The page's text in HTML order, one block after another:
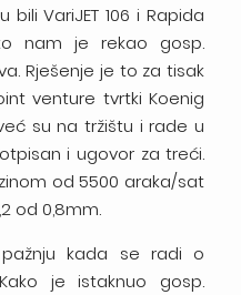
VariJET 106 i Rapida
nam je rekao gosp.
Rješenje je to za tisak
venture tvrtki Koenig
su na tržištu i rade u
i ugovor za treći.
od 5500 araka/sat
od 0,8mm.
kada se radi o
je istaknuo gosp.